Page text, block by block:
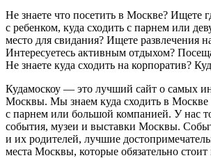
Не знаете что посетить в Москве? Ищете
с ребенком, куда сходить с парнем или
место для свидания? Ищете развлечения
Интересуетесь активным отдыхом?
Не знаете куда сходить на корпоратив?
Кудамоскоу — это лучший сайт о самых
Москвы. Мы знаем куда сходить в Москве
с парнем или большой компанией. У нас
события, музеи и выставки Москвы.
и их родителей, лучшие
места Москвы, которые обязательно стоит